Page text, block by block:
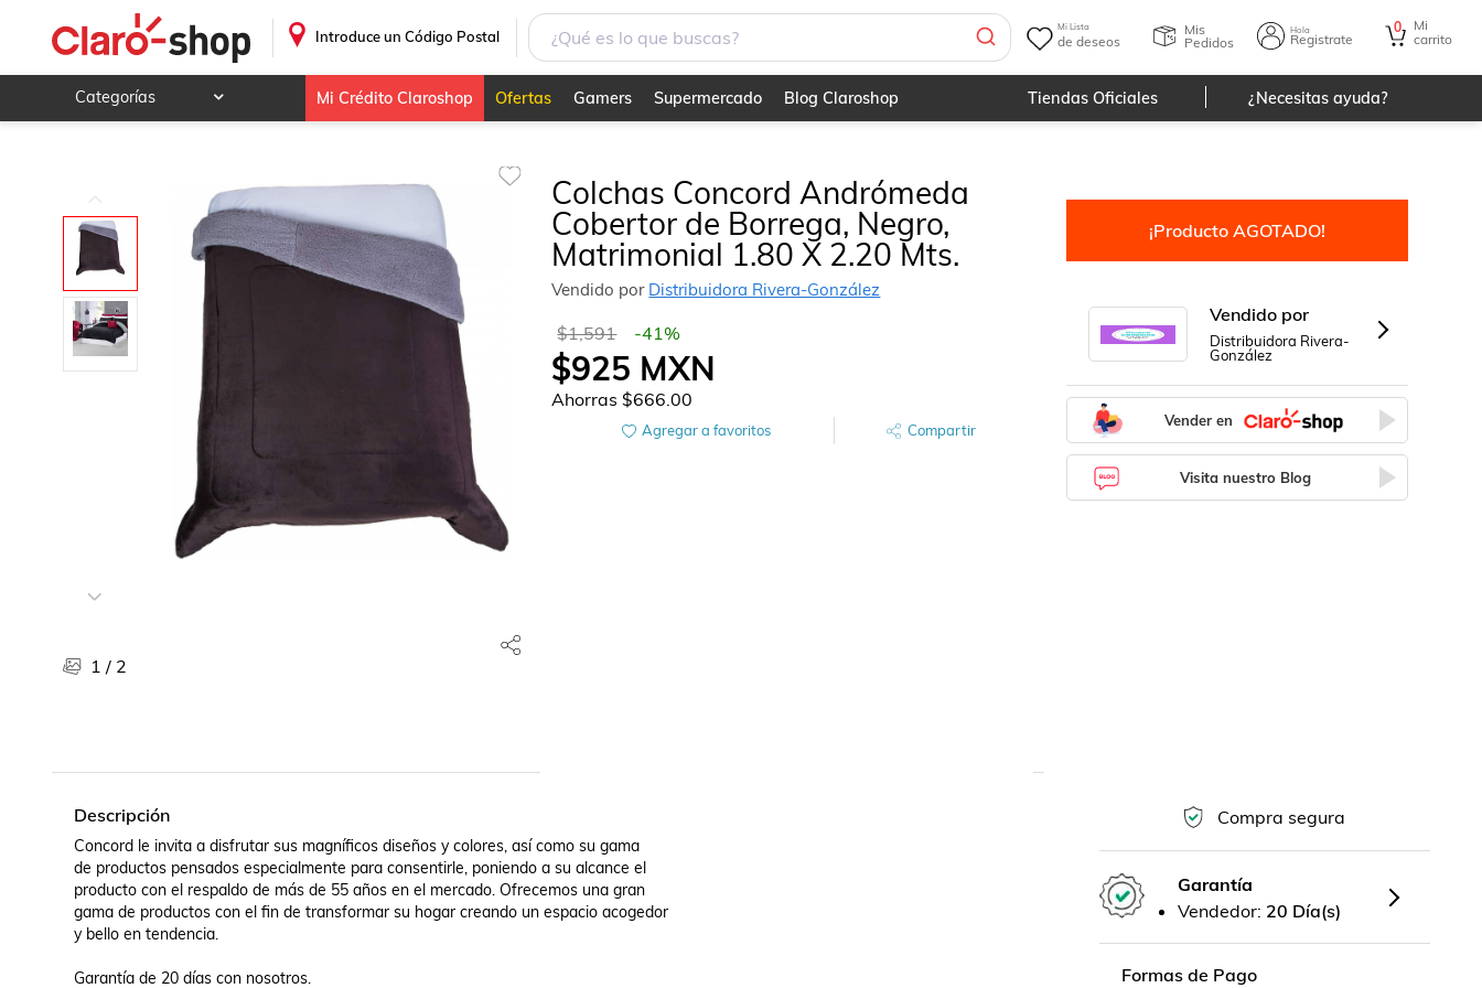
Introduce un Código Postal
Mi Lista
de deseos
Mis
Pedidos
Hola
Registrate
0
Mi
carrito
Categorías
Hogar y jardín
Deportes y ocio
Animales y mascotas
Ferretería y autos
Ropa, calzado y accesorios
Salud, belleza y cuidado personal
Libros, revistas y comics
Películas, series de tv y música
Bebidas
Farmacia
Mi Crédito Claroshop Ofertas Gamers Supermercado Blog Claroshop Tiendas Oficiales ¿Necesitas ayuda?
1 / 2
Colchas Concord Andrómeda
Cobertor de Borrega, Negro,
Matrimonial 1.80 X 2.20 Mts.
Vendido por Distribuidora Rivera-González
$1,591 -41%
$925 MXN
Ahorras$666.00
Agregar a favoritos Compartir
¡Producto AGOTADO!
Vendido por
Distribuidora Rivera-
González
Vender en
Visita nuestro Blog
Descripción
Concord le invita a disfrutar sus magníficos diseños y colores, así como su gama
de productos pensados especialmente para consentirle, poniendo a su alcance el
producto con el respaldo de más de 55 años en el mercado. Ofrecemos una gran
gama de productos con el fin de transformar su hogar creando un espacio acogedor
y bello en tendencia.
Garantía de 20 días con nosotros.
Compra segura
Garantía
Vendedor: 20 Día(s)
Formas de Pago
Colchas Concord Andrómeda Cobertor de Borrega, Negro, Matrimonial 1.80 X 2.20 Mts.